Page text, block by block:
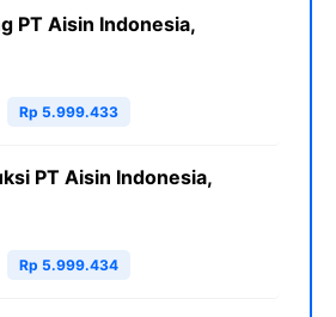
PT Aisin Indonesia,
Rp 5.999.433
PT Aisin Indonesia,
Rp 5.999.434